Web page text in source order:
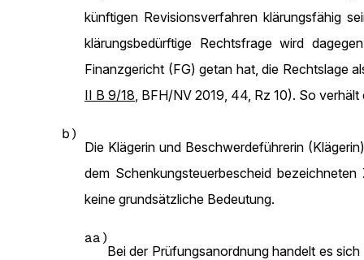
künftigen Revisionsverfahren klärungsfähig
klärungsbedürftige Rechtsfrage wird
Finanzgericht (FG) getan hat, die Rechtslage
II B 9/18, BFH/NV 2019, 44, Rz 10). So verhält
b)
Die Klägerin und Beschwerdeführerin
dem Schenkungsteuerbescheid
keine grundsätzliche Bedeutung.
aa)
Bei der Prüfungsanordnung handelt es